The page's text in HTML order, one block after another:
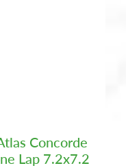
Concorde
Lap 7.2x7.2